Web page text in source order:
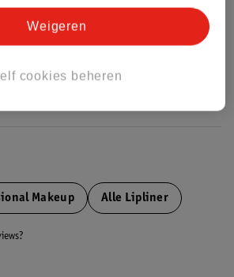
Dit product heeft (nog) geen Nature
Impact Score.
Makeup Alle Lipliner
cookies beheren
Weigeren